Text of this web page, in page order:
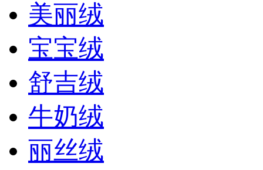
美丽绒
宝宝绒
舒吉绒
牛奶绒
丽丝绒